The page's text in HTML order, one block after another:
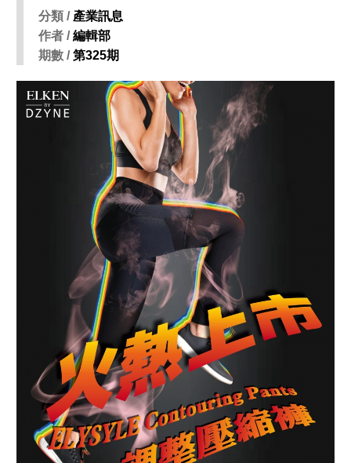
分類 / 產業訊息
作者 /編輯部
期數 /第325期